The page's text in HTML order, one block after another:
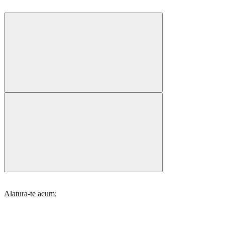
Alatura-te acum: